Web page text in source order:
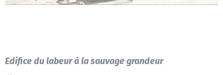
Edifice du labeur à la sauvage grandeur